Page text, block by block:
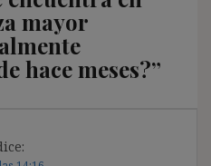
mayor
hace meses?”